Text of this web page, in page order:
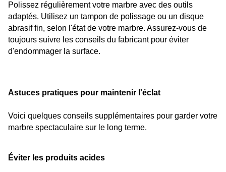
Polissez régulièrement votre marbre avec des outils
adaptés. Utilisez un tampon de polissage ou un disque
abrasif fin, selon l'état de votre marbre. Assurez-vous de
toujours suivre les conseils du fabricant pour éviter
d'endommager la surface.
Astuces pratiques pour maintenir l'éclat
Voici quelques conseils supplémentaires pour garder votre
marbre spectaculaire sur le long terme.
Éviter les produits acides